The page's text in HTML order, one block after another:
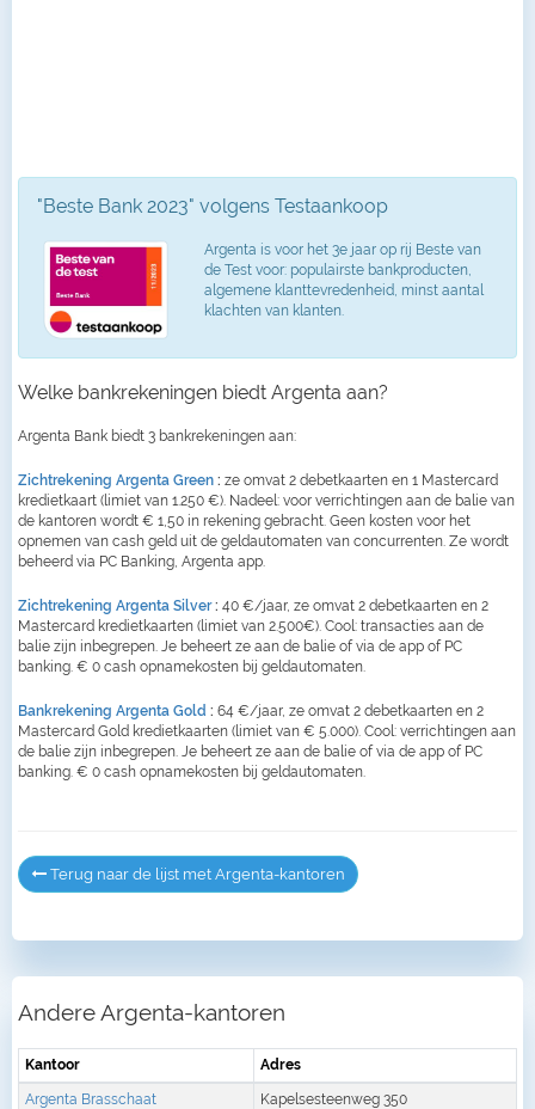
"Beste Bank 2023" volgens Testaankoop
Argenta is voor het 3e jaar op rij Beste van
de Test voor: populairste bankproducten,
algemene klanttevredenheid, minst aantal
klachten van klanten.
Welke bankrekeningen biedt Argenta aan?
Argenta Bank biedt 3 bankrekeningen aan:
Zichtrekening Argenta Green : ze omvat 2 debetkaarten en 1 Mastercard
kredietkaart (limiet van 1.250 €). Nadeel: voor verrichtingen aan de balie van
de kantoren wordt € 1,50 in rekening gebracht. Geen kosten voor het
opnemen van cash geld uit de geldautomaten van concurrenten. Ze wordt
beheerd via PC Banking, Argenta app.
Zichtrekening Argenta Silver: 40 €/jaar, ze omvat 2 debetkaarten en 2
Mastercard kredietkaarten (limiet van 2.500€). Cool: transacties aan de
balie zijn inbegrepen. Je beheert ze aan de balie of via de app of PC
banking. € 0 cash opnamekosten bij geldautomaten.
Bankrekening Argenta Gold : 64 €/jaar, ze omvat 2 debetkaarten en 2
Mastercard Gold kredietkaarten (limiet van € 5.000). Cool: verrichtingen aan
de balie zijn inbegrepen. Je beheert ze aan de balie of via de app of PC
banking. € 0 cash opnamekosten bij geldautomaten.
Terug naar de lijst met Argenta-kantoren
Andere Argenta-kantoren
Kantoor Adres
Argenta Brasschaat
Kapelsesteenweg 350